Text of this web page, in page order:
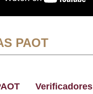
PAOT
Verificadores